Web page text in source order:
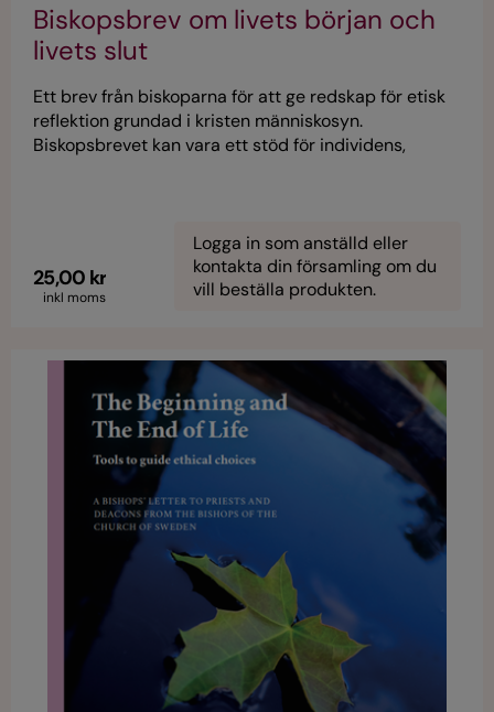
Biskopsbrev om livets början och
livets slut
Ett brev från biskoparna för att ge redskap för etisk
reflektion grundad i kristen människosyn.
Biskopsbrevet kan vara ett stöd för individens,
25,00 kr
inkl moms
Logga in som anställd eller
kontakta din församling om du
vill beställa produkten.